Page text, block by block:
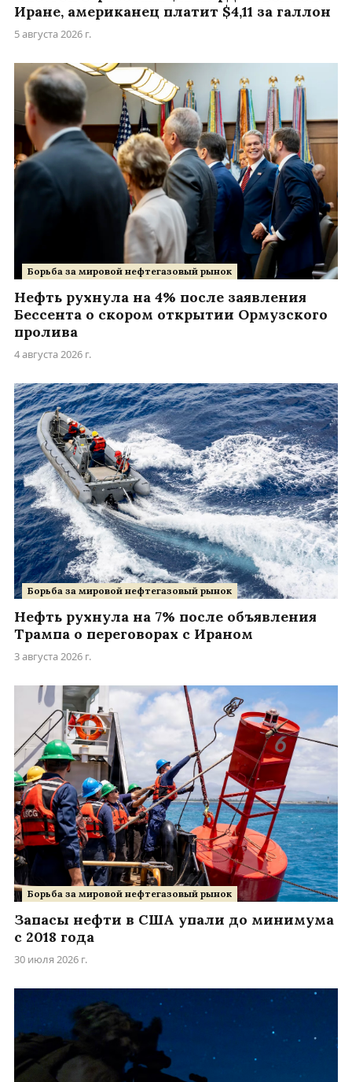
Иране, американец платит $4,11 за галлон
5 августа 2026 г.
Борьба за мировой нефтегазовый рынок
Нефть рухнула на 4% после заявления
Бессента о скором открытии Ормузского
пролива
4 августа 2026 г.
Борьба за мировой нефтегазовый рынок
Нефть рухнула на 7% после объявления
Трампа о переговорах с Ираном
3 августа 2026 г.
Борьба за мировой нефтегазовый рынок
Запасы нефти в США упали до минимума
с 2018 года
30 июля 2026 г.